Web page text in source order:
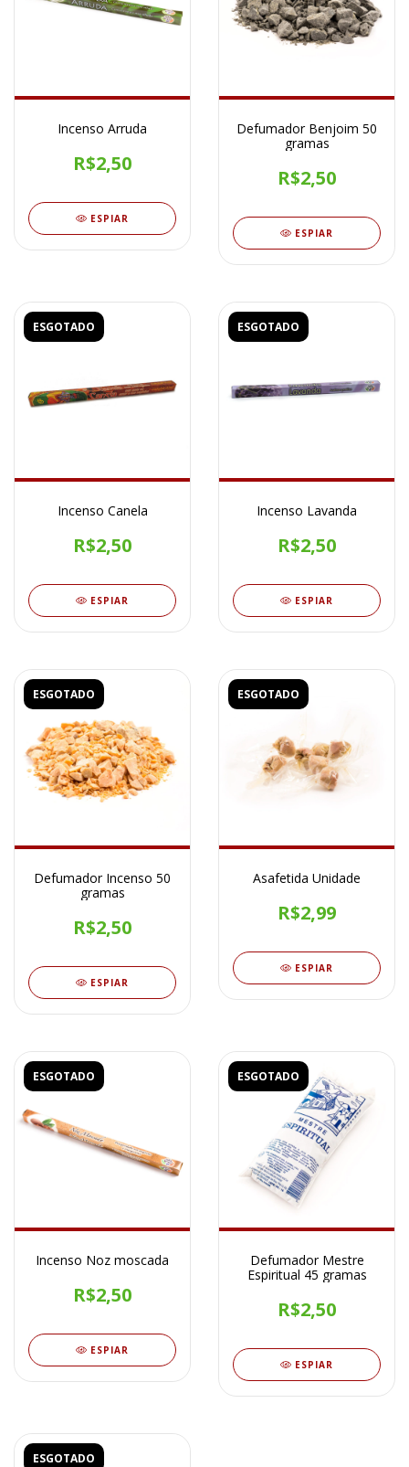
Incenso Arruda
R$2,50
ESPIAR
Defumador Benjoim 50
gramas
R$2,50
ESPIAR
ESGOTADO
Incenso Canela
R$2,50
ESPIAR
ESGOTADO
Incenso Lavanda
R$2,50
ESPIAR
ESGOTADO
Defumador Incenso 50
gramas
R$2,50
ESPIAR
ESGOTADO
Asafetida Unidade
R$2,99
ESPIAR
ESGOTADO
Incenso Noz moscada
R$2,50
ESPIAR
ESGOTADO
Defumador Mestre
Espiritual 45 gramas
R$2,50
ESPIAR
ESGOTADO